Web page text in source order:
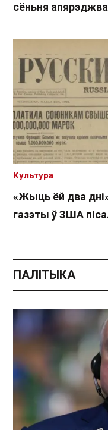
сёньня
«Жыць ёй два
газэты ў ЗША
Культура
ПАЛІТЫКА